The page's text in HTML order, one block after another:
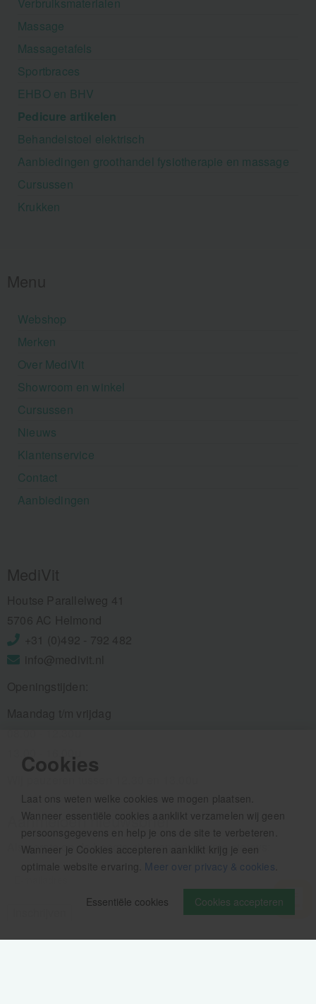
Cookies
Laat ons weten welke cookies we mogen plaatsen.
Wanneer essentiële cookies aanklikt verzamelen wij geen
persoonsgegevens en help je ons de site te verbeteren.
Wanneer je Cookies accepteren aanklikt krijg je een
optimale website ervaring. Meer over privacy & cookies
Cookies accepteren
Essentiële cookies
Massage
Massagetafels
Sportbraces
EHBO en BHV
Pedicure artikelen
Behandelstoel elektrisch
Aanbiedingen groothandel fysiotherapie en massage
Cursussen
Krukken
Webshop
Merken
Over MediVit
Showroom en winkel
Cursussen
Nieuws
Klantenservice
Contact
Aanbiedingen
13.00 - 16.00u
Aanmelden nieuwsbrief
Als eerste op de hoogte zijn van het laatste nieuws: